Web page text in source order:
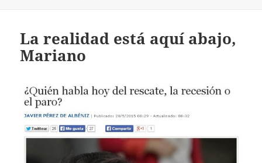
La realidad está aquí abajo,
Mariano